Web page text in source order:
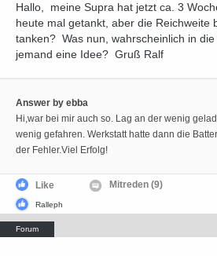
Hallo, meine Supra hat jetzt ca. 3
heute mal getankt, aber die Reichweite
tanken? Was nun, wahrscheinlich in
jemand eine Idee? Gruß Ralf
Answer by ebba
Hi,war bei mir auch so. Lag an der wenig
wenig gefahren. Werkstatt hatte dann die
der Fehler.Viel Erfolg!
Like
Ralleph
Mitreden (9)